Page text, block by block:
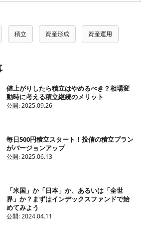
積立 資産形成 資産運用
値上がりしたら積立はやめるべき？相場変
動時に考える積立継続のメリット
公開:2025.09.26
毎日500円積立スタート！投信の積立プラン
がバージョンアップ
公開:2025.06.13
「米国」か「日本」か、あるいは「全世
界」か？まずはインデックスファンドで始
めてみよう
公開:2024.04.11